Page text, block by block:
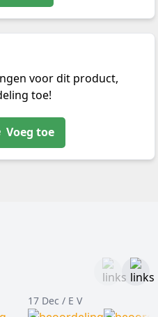
voor dit product,
toe!
Voeg toe
17 Dec / E V